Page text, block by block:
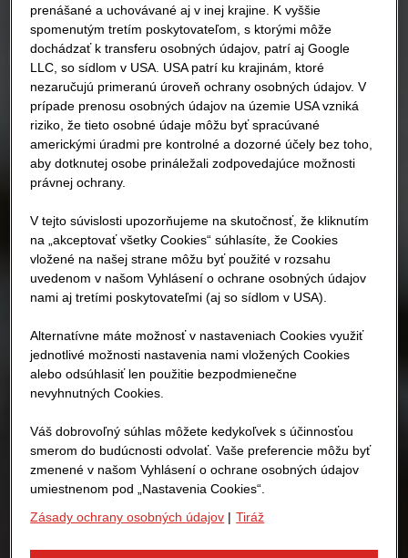
prenášané a uchovávané aj v inej krajine. K vyššie
spomenutým tretím poskytovateľom, s ktorými môže
dochádzať k transferu osobných údajov, patrí aj Google
LLC, so sídlom v USA. USA patrí ku krajinám, ktoré
nezaručujú primeranú úroveň ochrany osobných údajov. V
prípade prenosu osobných údajov na územie USA vzniká
riziko, že tieto osobné údaje môžu byť spracúvané
americkými úradmi pre kontrolné a dozorné účely bez toho,
aby dotknutej osobe prináležali zodpovedajúce možnosti
právnej ochrany.
V tejto súvislosti upozorňujeme na skutočnosť, že kliknutím
na „akceptovať všetky Cookies“ súhlasíte, že Cookies
vložené na našej strane môžu byť použité v rozsahu
uvedenom v našom Vyhlásení o ochrane osobných údajov
nami aj tretími poskytovateľmi (aj so sídlom v USA).
Alternatívne máte možnosť v nastaveniach Cookies využiť
jednotlivé možnosti nastavenia nami vložených Cookies
alebo odsúhlasiť len použitie bezpodmienečne
nevyhnutných Cookies.
Váš dobrovoľný súhlas môžete kedykoľvek s účinnosťou
smerom do budúcnosti odvolať. Vaše preferencie môžu byť
zmenené v našom Vyhlásení o ochrane osobných údajov
umiestnenom pod „Nastavenia Cookies“.
Zásady ochrany osobných údajov | Tiráž